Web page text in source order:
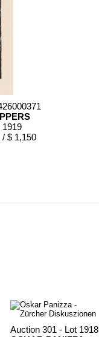
1919
/ $ 1,150
Auction 301 - Lot 1918